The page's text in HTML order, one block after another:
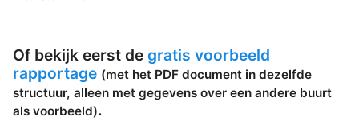
Of bekijk eerst de gratis voorbeeld
rapportage (met het PDF document in dezelfde
structuur, alleen met gegevens over een andere buurt
als voorbeeld).